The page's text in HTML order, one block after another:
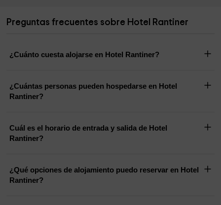
Preguntas frecuentes sobre Hotel Rantiner
¿Cuánto cuesta alojarse en Hotel Rantiner?
¿Cuántas personas pueden hospedarse en Hotel
Rantiner?
Cuál es el horario de entrada y salida de Hotel
Rantiner?
¿Qué opciones de alojamiento puedo reservar en Hotel
Rantiner?